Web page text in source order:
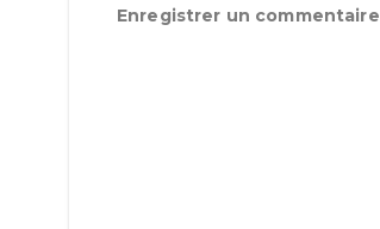
Enregistrer un commentaire